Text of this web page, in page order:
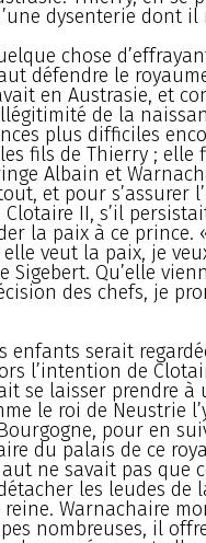
dysenterie dont
chose
défendre le
en Austrasie, et
de la
plus difficiles
fils de Thierry ; elle
Albain et
et pour s’assurer
II, s’il
la paix à ce prince.
veut la paix, je
Sigebert. Qu’elle
des chefs, je
enfants serait
l’intention de
se laisser prendre à
le roi de Neustrie
pour en
du palais de ce
ne savait pas que
les leudes de
Warnachaire
nombreuses, il